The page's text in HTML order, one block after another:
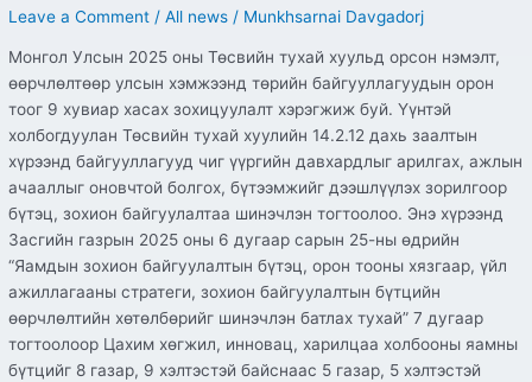
Leave a Comment /All news / Munkhsarnai Davgadorj
Монгол Улсын 2025 оны Төсвийн тухай хуульд орсон нэмэлт,
өөрчлөлтөөр улсын хэмжээнд төрийн байгууллагуудын орон
тоог 9 хувиар хасах зохицуулалт хэрэгжиж буй. Үүнтэй
холбогдуулан Төсвийн тухай хуулийн 14.2.12 дахь заалтын
хүрээнд байгууллагууд чиг үүргийн давхардлыг арилгах, ажлын
ачааллыг оновчтой болгох, бүтээмжийг дээшлүүлэх зорилгоор
бүтэц, зохион байгуулалтаа шинэчлэн тогтоолоо. Энэ хүрээнд
Засгийн газрын 2025 оны 6 дугаар сарын 25-ны өдрийн
“Яамдын зохион байгуулалтын бүтэц, орон тооны хязгаар, үйл
ажиллагааны стратеги, зохион байгуулалтын бүтцийн
өөрчлөлтийн хөтөлбөрийг шинэчлэн батлах тухай” 7 дугаар
тогтоолоор Цахим хөгжил, инновац, харилцаа холбооны яамны
бүтцийг 8 газар, 9 хэлтэстэй байснаас 5 газар, 5 хэлтэстэй